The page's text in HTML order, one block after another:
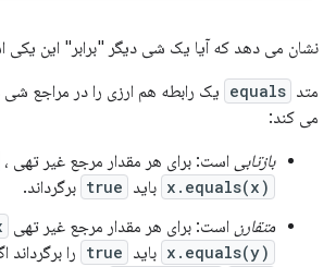
نشان می دهد که آیا یک شی دیگر "برابر" این یکی
متد equals یک رابطه هم ارزی را در مراجع
می کند:
بازتابی است: برای هر مقدار مرجع غیر تهی ،
x.equals(x) باید true برگرداند.
متقارن است: برای هر مقدار مرجع غیر تهی
x.equals(y) باید true را برگرداند